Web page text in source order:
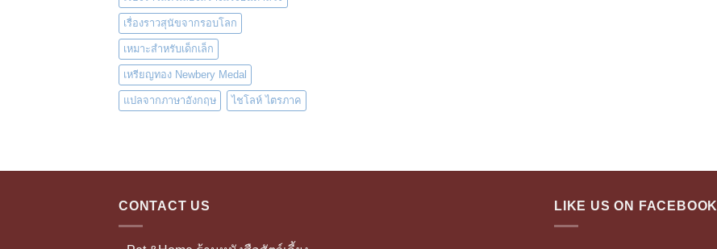
เรื่องราวสุนัขจากรอบโลก
เหมาะสำหรับเด็กเล็ก
เหรียญทอง Newbery Medal
แปลจากภาษาอังกฤษ ไชโลห์ ไตรภาค
CONTACT US LIKE US ON FACEBOOK